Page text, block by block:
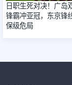
日职生死对决！广岛
锋霸冲亚冠，东京锋
保级危局